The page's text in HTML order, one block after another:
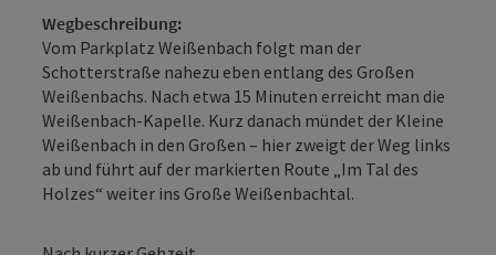
Wegbeschreibung:
Vom Parkplatz Weißenbach folgt man der
Schotterstraße nahezu eben entlang des Großen
Weißenbachs. Nach etwa 15 Minuten erreicht man die
Weißenbach-Kapelle. Kurz danach mündet der Kleine
Weißenbach in den Großen – hier zweigt der Weg links
ab und führt auf der markierten Route „Im Tal des
Holzes“ weiter ins Große Weißenbachtal.